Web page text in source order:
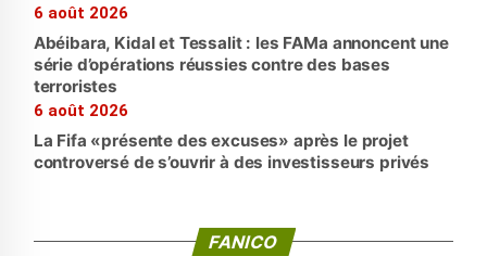
6 août 2026
Abéibara, Kidal et Tessalit : les FAMa annoncent une
série d’opérations réussies contre des bases
terroristes
6 août 2026
La Fifa «présente des excuses» après le projet
controversé de s’ouvrir à des investisseurs privés
FANICO